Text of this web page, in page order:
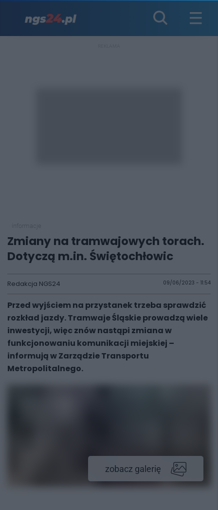
Zmiany na tramwajowych torach.
Dotyczą m.in. Świętochłowic
Redakcja NGS24 09/06/2023 - 11:54
Przed wyjściem na przystanek trzeba sprawdzić
rozkład jazdy. Tramwaje Śląskie prowadzą wiele
inwestycji, więc znów nastąpi zmiana w
funkcjonowaniu komunikacji miejskiej –
informują w Zarządzie Transportu
Metropolitalnego.
zobacz galerię